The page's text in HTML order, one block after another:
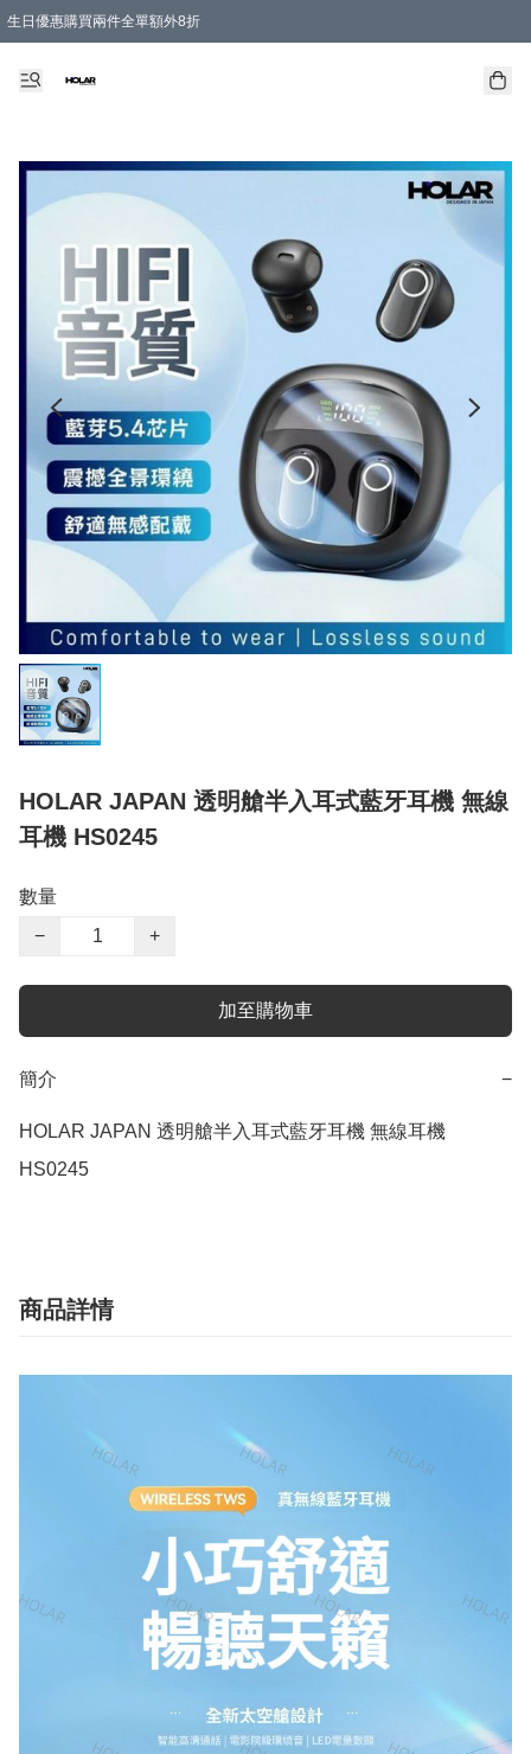
生日優惠購買兩件全單額外8折
HOLAR JAPAN 透明艙半入耳式藍牙耳機 無線
耳機 HS0245
數量
−
+
加至購物車
簡介 −
HOLAR JAPAN 透明艙半入耳式藍牙耳機 無線耳機
HS0245
商品詳情